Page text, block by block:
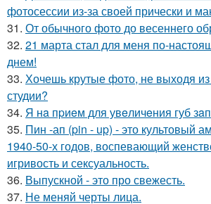
фотосессии из-за своей прически и
31. От обычного фото до весеннего
32. 21 марта стал для меня по-
днем!
33. Хочешь крутые фото, не выходя
студии?
34. Я нa пpиeм для увeличeния губ
35. Пин -ап (pin - up) - это культовый
1940-50-х годов, воспевающий
игривость и сексуальность.
36. Выпускной - это про свежесть.
37. Не меняй черты лица.